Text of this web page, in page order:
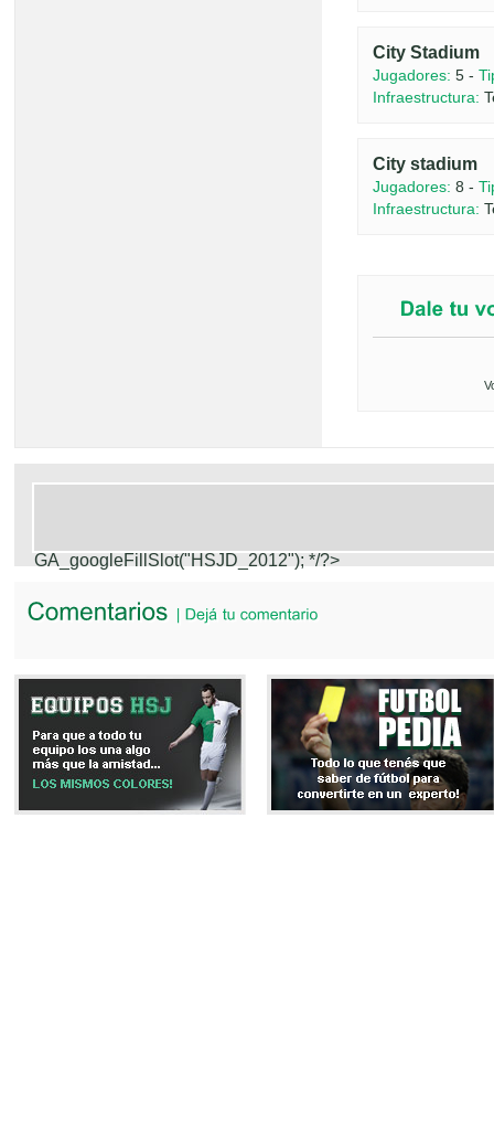
City Stadium
Jugadores: 5 -
Infraestructura:
City stadium
Jugadores: 8 -
Infraestructura:
GA_googleFillSlot("HSJD_2012"); */?>